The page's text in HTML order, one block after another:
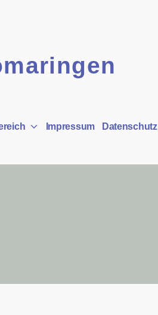
Impressum Datenschutz